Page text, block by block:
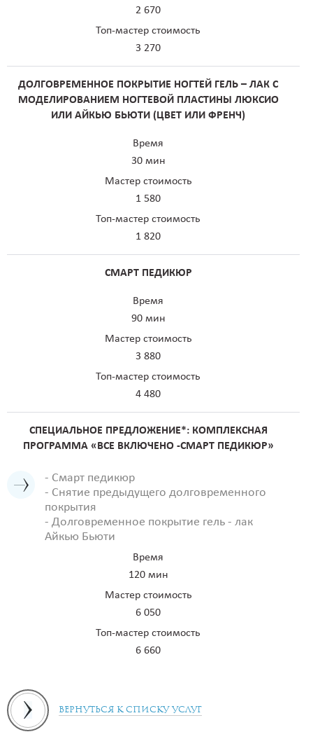
2 670
Топ-мастер стоимость
3 270
ДОЛГОВРЕМЕННОЕ ПОКРЫТИЕ НОГТЕЙ ГЕЛЬ – ЛАК С
МОДЕЛИРОВАНИЕМ НОГТЕВОЙ ПЛАСТИНЫ ЛЮКСИО
ИЛИ АЙКЬЮ БЬЮТИ (ЦВЕТ ИЛИ ФРЕНЧ)
Время
30 мин
Мастер стоимость
1 580
Топ-мастер стоимость
1 820
СМАРТ ПЕДИКЮР
Время
90 мин
Мастер стоимость
3 880
Топ-мастер стоимость
4 480
СПЕЦИАЛЬНОЕ ПРЕДЛОЖЕНИЕ*: КОМПЛЕКСНАЯ
ПРОГРАММА «ВСЕ ВКЛЮЧЕНО -СМАРТ ПЕДИКЮР»
- Смарт педикюр
- Снятие предыдущего долговременного
покрытия
- Долговременное покрытие гель - лак
Айкью Бьюти
Время
120 мин
Мастер стоимость
6 050
Топ-мастер стоимость
6 660
Вернуться к списку услуг